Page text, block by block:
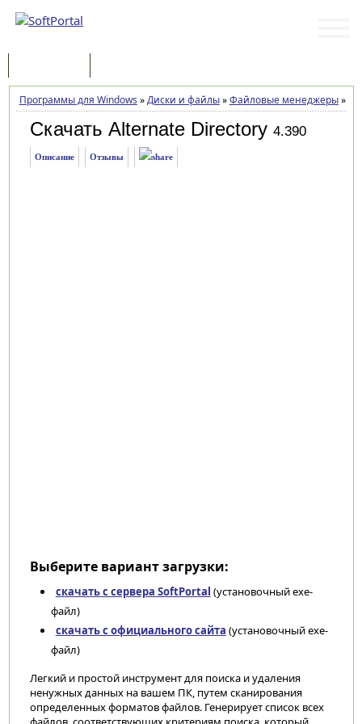
Программы для Windows »Диски и файлы»Файловые менеджеры»
Скачать Alternate Directory 4.390
Описание Отзывы
Выберите вариант загрузки:
скачать с сервера SoftPortal (установочный exe-
файл)
скачать с официального сайта (установочный exe-
файл)
Легкий и простой инструмент для поиска и удаления
ненужных данных на вашем ПК, путем сканирования
определенных форматов файлов. Генерирует список всех